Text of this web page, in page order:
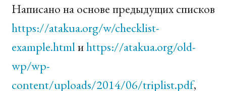
Написано на основе предыдущих списков
https://atakua.org/w/checklist-
example.htmlиhttps://atakua.org/old-
wp/wp-
content/uploads/2014/06/triplist.pdf,